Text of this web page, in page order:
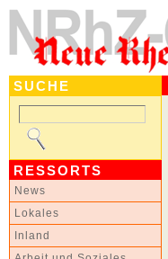
SUCHE
RESSORTS
News
Lokales
Inland